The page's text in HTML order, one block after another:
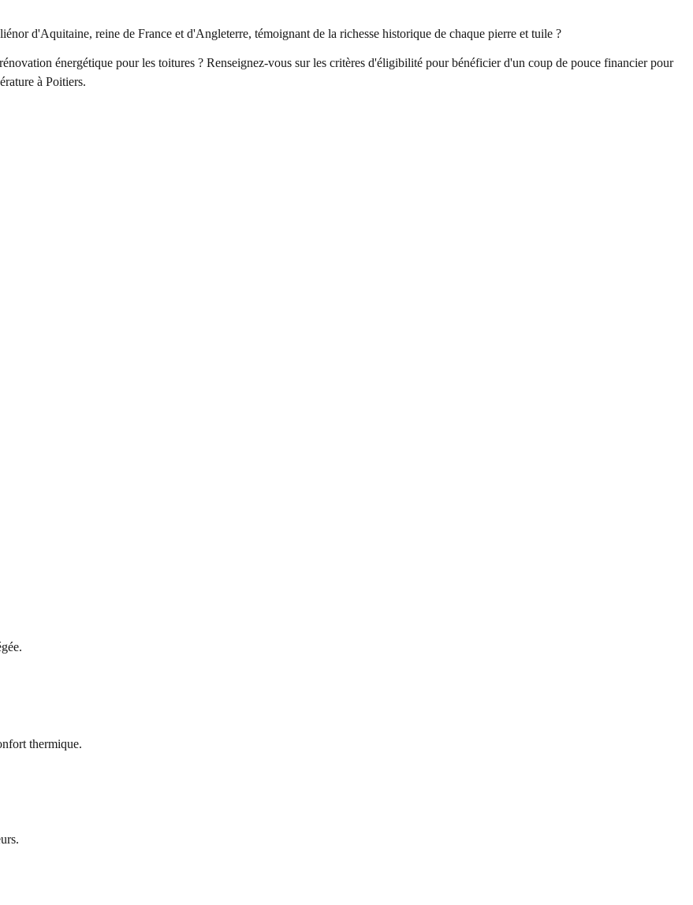
d'Aquitaine, reine de France et d'Angleterre, témoignant de la richesse historique de chaque pierre et tuile ?
énergétique pour les toitures ? Renseignez-vous sur les critères d'éligibilité pour bénéficier d'un coup de pouce financier pour
à Poitiers.
thermique.